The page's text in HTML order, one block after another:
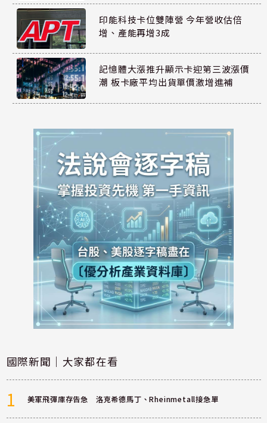
印能科技卡位雙陣營 今年營收估倍
增、產能再增3成
記憶體大漲推升顯示卡迎第三波漲價
潮 板卡廠平均出貨單價激增進補
國際新聞｜大家都在看
1 美軍飛彈庫存告急 洛克希德馬丁、Rheinmetall接急單